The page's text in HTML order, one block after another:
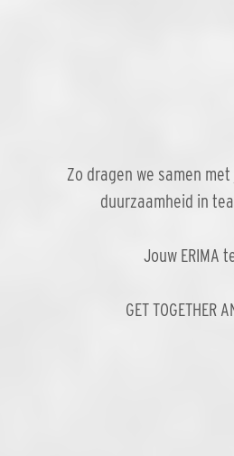
Zo dragen we samen
duurzaamheid in
Jouw ERIMA
GET TOGETHER